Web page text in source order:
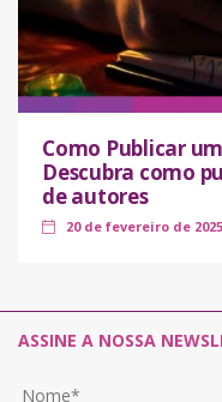
Como Publicar
Descubra como
de autores
20 de fevereiro de 2025
ASSINE A NOSSA